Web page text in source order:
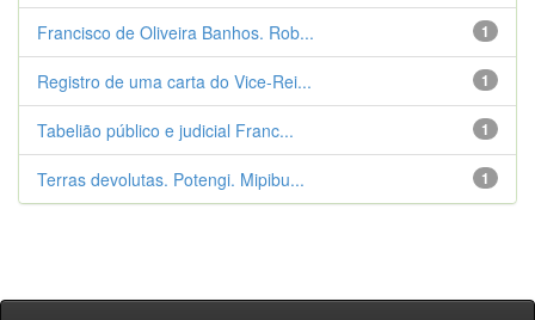
1
Francisco de Oliveira Banhos. Rob...
1
Registro de uma carta do Vice-Rei...
1
Tabelião público e judicial Franc...
1
Terras devolutas. Potengi. Mipibu...